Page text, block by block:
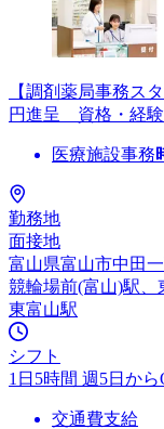
【調剤薬局事務ス
円進呈 資格・経験
医療施設事務
勤務地
面接地
富山県富山市中田
競輪場前(富山)駅、
東富山駅
シフト
1日5時間 週5日から
交通費支給